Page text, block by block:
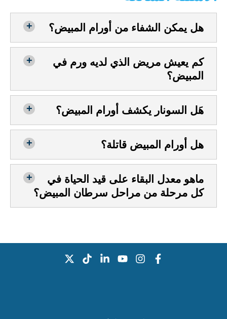
هل يمكن الشفاء من أورام المبيض؟
كم يعيش مريض الذي لديه ورم في
المبيض؟
هَل السونار يكشف أورام المبيض؟
هل أورام المبيض قاتلة؟
ماهو معدل البقاء على قيد الحياة في
كل مرحلة من مراحل سرطان المبيض؟